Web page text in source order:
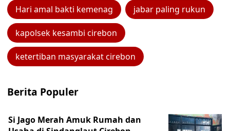
Hari amal bakti kemenag jabar paling rukun
kapolsek kesambi cirebon
ketertiban masyarakat cirebon
Berita Populer
Si Jago Merah Amuk Rumah dan